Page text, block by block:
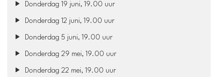
Donderdag 19 juni, 19.00 uur
Donderdag 12 juni, 19.00 uur
Donderdag 5 juni, 19.00 uur
Donderdag 29 mei, 19.00 uur
Donderdag 22 mei, 19.00 uur